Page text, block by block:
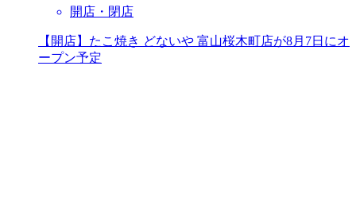
開店・閉店
【開店】たこ焼き どないや 富山桜木町店が8月7日にオ
ープン予定